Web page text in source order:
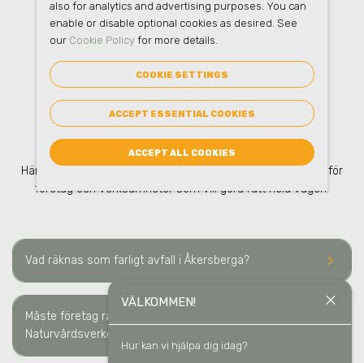
VÄLKOMMEN! close
Hur kan vi hjälpa dig idag?
FAQ– FARLIGT AVFALLI
ÅKERSBERGA
Här hittar du vanliga frågor om farligt avfall
– för
företag och verksamheter som vill göra rätt hela vägen.
keyboard_arrow_right
Vad räknas som farligt avfall i Åkersberga?
keyboard_arrow_right
Måste företag rapportera farligt avfall till
Naturvårdsverket
also for analytics and advertising purposes. You can
enable or disable optional cookies as desired. See
our Cookie Policyfor more details.
COOKIE SETTINGS
ACCEPT ESSENTIAL COOKIES
ACCEPT ALL COOKIES